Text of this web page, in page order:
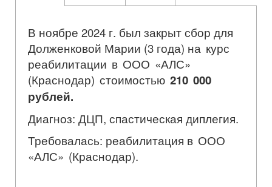
В ноябре 2024 г. был закрыт сбор для
Долженковой Марии (3 года) на курс
реабилитации в ООО «АЛС»
(Краснодар) стоимостью 210 000
рублей.
Диагноз: ДЦП, спастическая диплегия.
Требовалась: реабилитация в ООО
«АЛС» (Краснодар).